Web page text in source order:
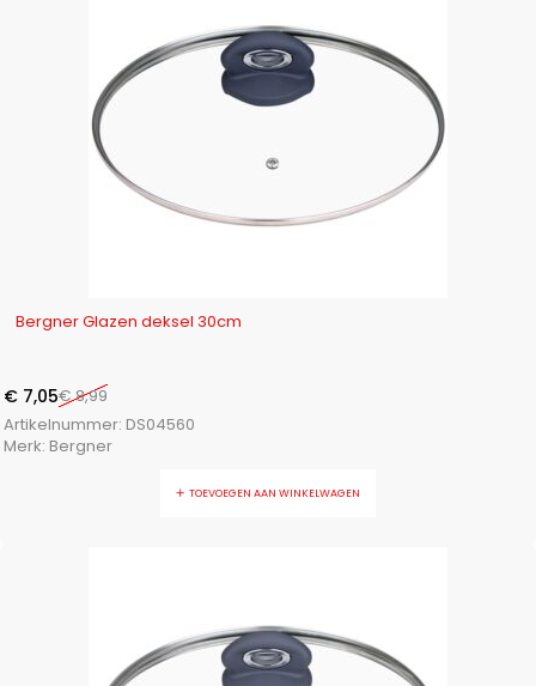
-22%
Bergner Glazen deksel 30cm
€8,99
€ 7,05
Artikelnummer: DS04560
Merk: Bergner
TOEVOEGEN AAN WINKELWAGEN